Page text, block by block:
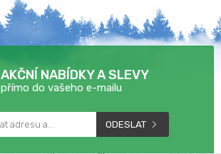
AKČNÍ NABÍDKY A SLEVY
přímo do vašeho e-mailu
ODESLAT